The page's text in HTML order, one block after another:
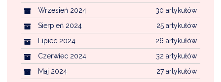
30 artykułów
Wrzesień 2024
25 artykułów
Sierpień 2024
26 artykułów
Lipiec 2024
32 artykułów
Czerwiec 2024
27 artykułów
Maj 2024